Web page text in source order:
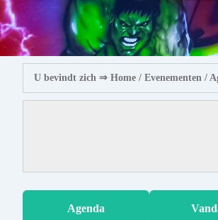
U bevindt zich ⇒ Home / Evenementen /
Agenda